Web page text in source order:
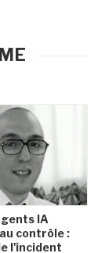
IA
contrôle :
l'incident